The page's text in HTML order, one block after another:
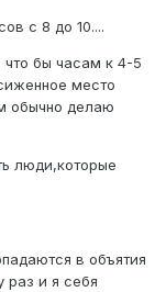
с 8 до 10....
что бы часам к 4-5
место
обычно делаю
люди,которые
в объятия
раз и я себя